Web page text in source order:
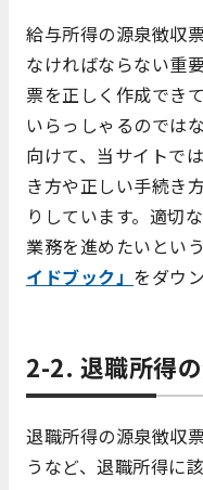
給与所得の源泉徴収
なければならない重
票を正しく作成でき
いらっしゃるのでは
向けて、当サイトで
き方や正しい手続き
りしています。適切
業務を進めたいという
イドブック」 をダウ
2-2. 退職所得
退職所得の源泉徴収
うなど、退職所得に